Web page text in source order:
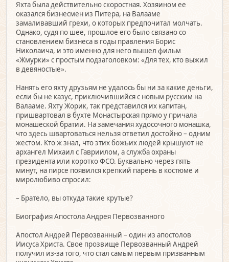
Яхта была действительно скоростная. Хозяином ее
оказался бизнесмен из Питера, на Валааме
замаливавший грехи, о которых предпочитал молчать.
Однако, судя по шее, прошлое его было связано со
становлением бизнеса в годы правления Борис
Николаича, и это именно для него вышел фильм
«Жмурки» с простым подзаголовком: «Для тех, кто выжил
в девяностые».
Нанять его яхту друзьям не удалось бы ни за какие деньги,
если бы не казус, приключившийся с новым русским на
Валааме. Яхту Жорик, так представился их капитан,
пришвартовал в бухте Монастырская прямо у причала
монашеской братии. На замечания худосочного монашка,
что здесь швартоваться нельзя ответил достойно – одним
жестом. Кто ж знал, что этих божьих людей крышуют не
архангел Михаил с Гавриилом, а служба охраны
президента или коротко ФСО. Буквально через пять
минут, на пирсе появился крепкий парень в костюме и
миролюбиво спросил:
– Братело, вы откуда такие крутые?
Биография Апостола Андрея Первозванного
Апостол Андрей Первозванный – один из апостолов
Иисуса Христа. Свое прозвище Первозванный Андрей
получил из-за того, что стал самым первым призванным